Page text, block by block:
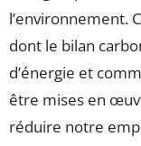
l’environnement.
dont le bilan
d’énergie et
être mises en
réduire notre